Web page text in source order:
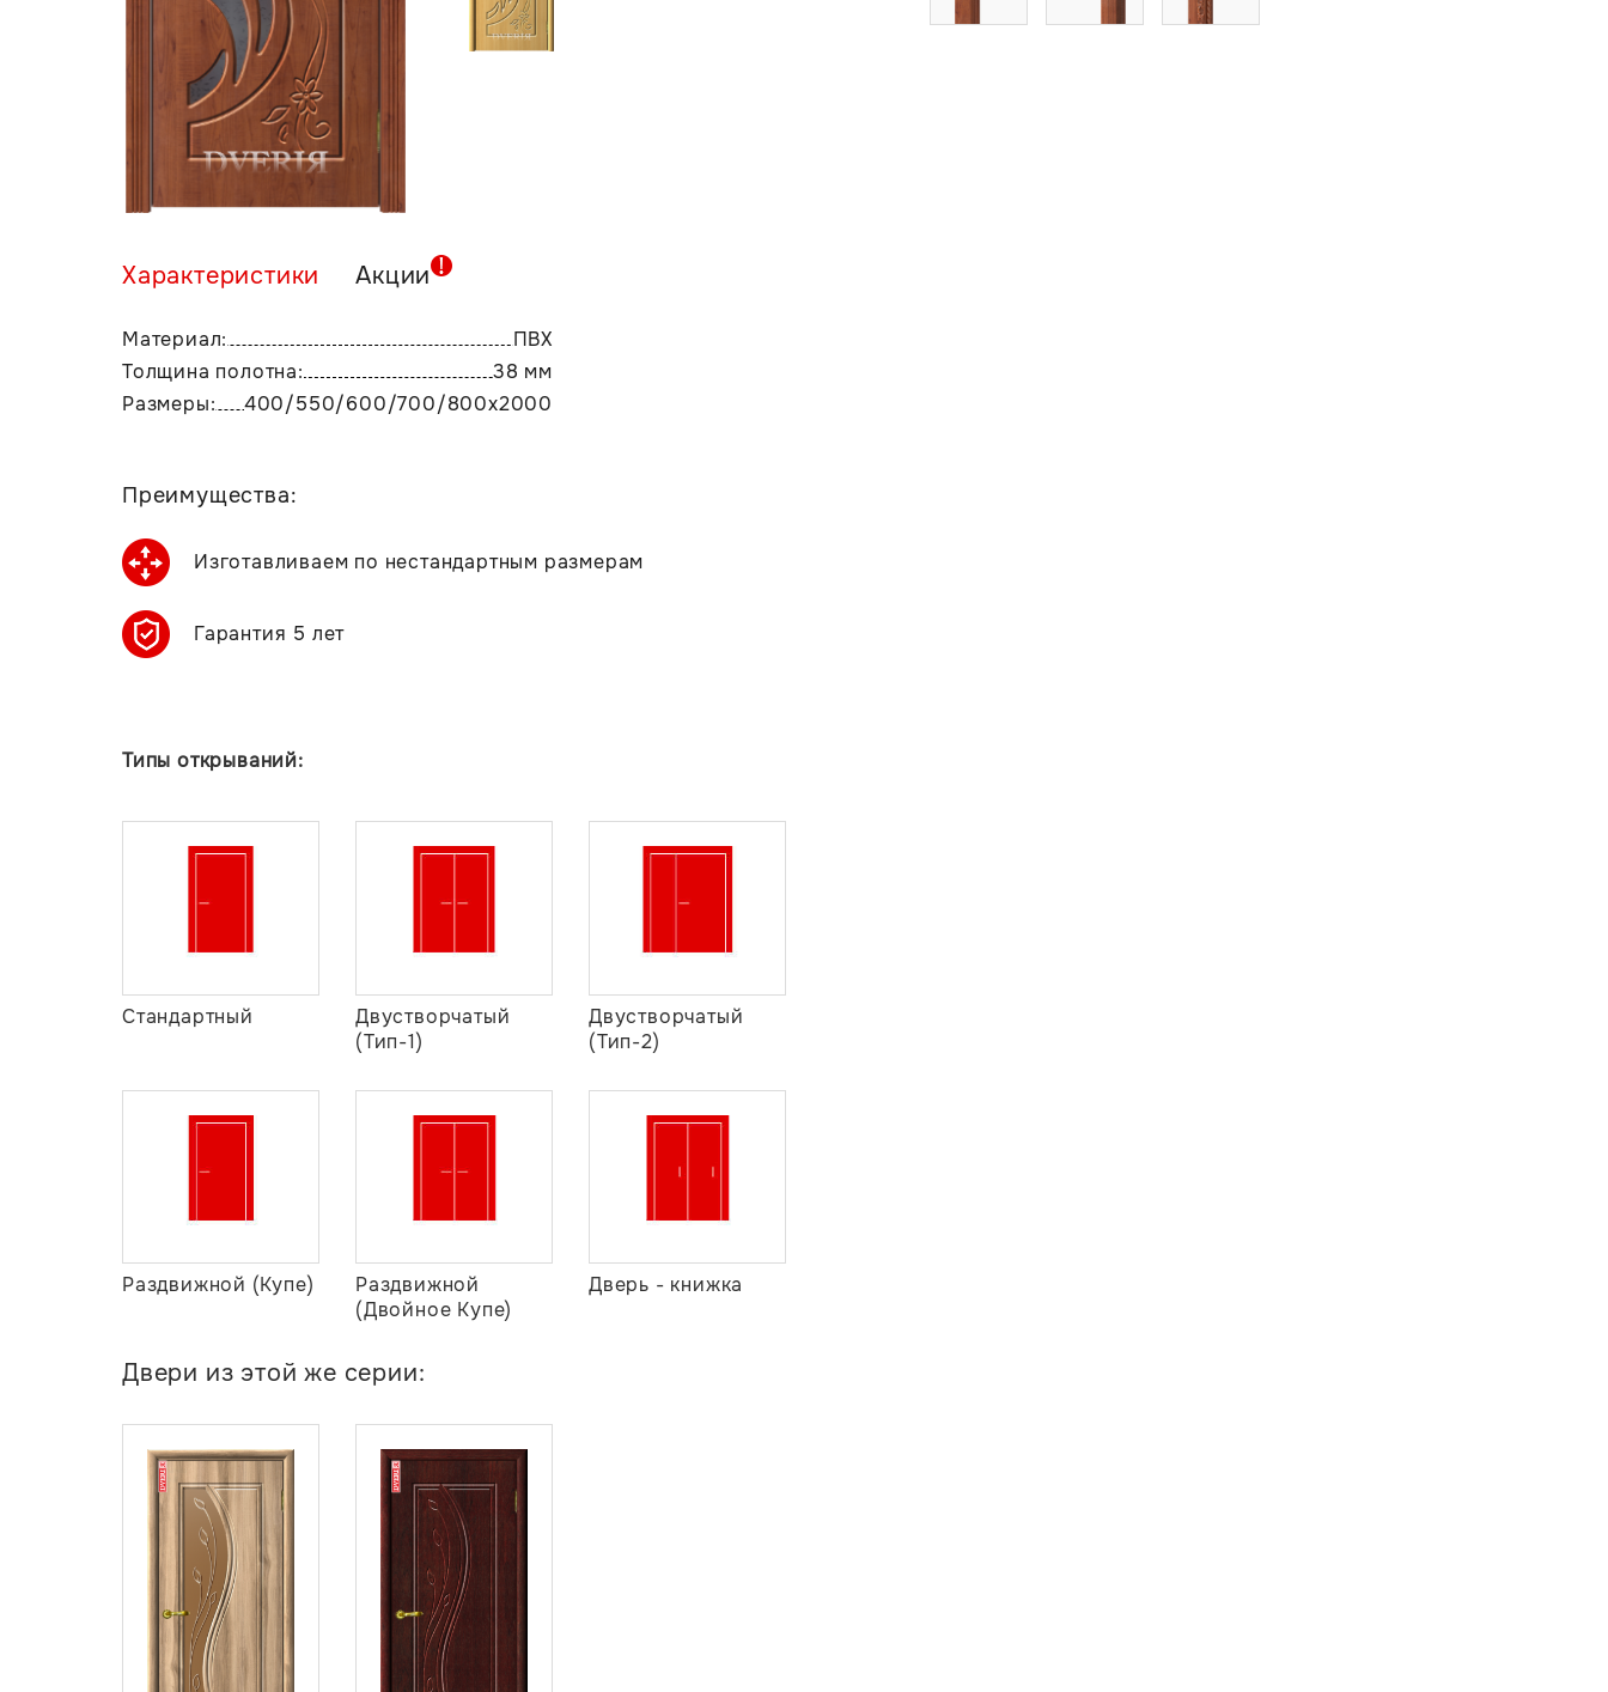
Характеристики Акции
Материал:
ПВХ
Толщина полотна:
38 мм
Размеры:
400/550/600/700/800х2000
Преимущества:
Изготавливаем по нестандартным размерам
Гарантия 5 лет
Типы открываний:
Стандартный
Двустворчатый
(Тип-1)
Двустворчатый
(Тип-2)
Раздвижной (Купе)
Раздвижной
(Двойное Купе)
Дверь - книжка
Двери из этой же серии: